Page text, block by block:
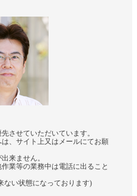
させていただいています。
、サイト上又はメールにてお願
来ません。
業等の業務中は電話に出ること
ない状態になっております)